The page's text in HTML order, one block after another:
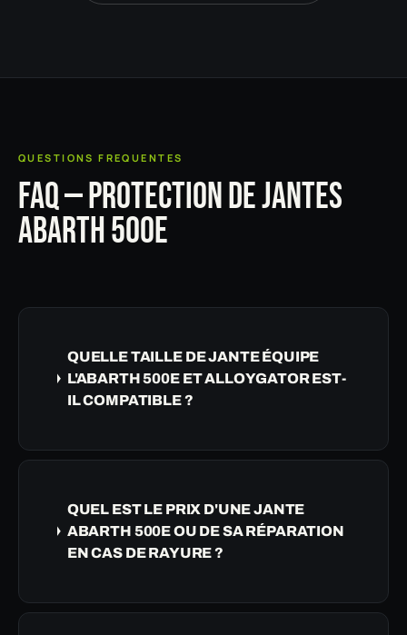
QUESTIONS FREQUENTES
FAQ — PROTECTION DE JANTES
ABARTH 500E
QUELLE TAILLE DE JANTE ÉQUIPE
L'ABARTH 500E ET ALLOYGATOR EST-
IL COMPATIBLE ?
QUEL EST LE PRIX D'UNE JANTE
ABARTH 500E OU DE SA RÉPARATION
EN CAS DE RAYURE ?